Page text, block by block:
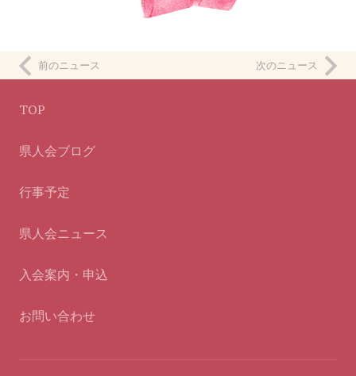
前のニュース 次のニュース
TOP
県人会ブログ
行事予定
県人会ニュース
入会案内・申込
お問い合わせ